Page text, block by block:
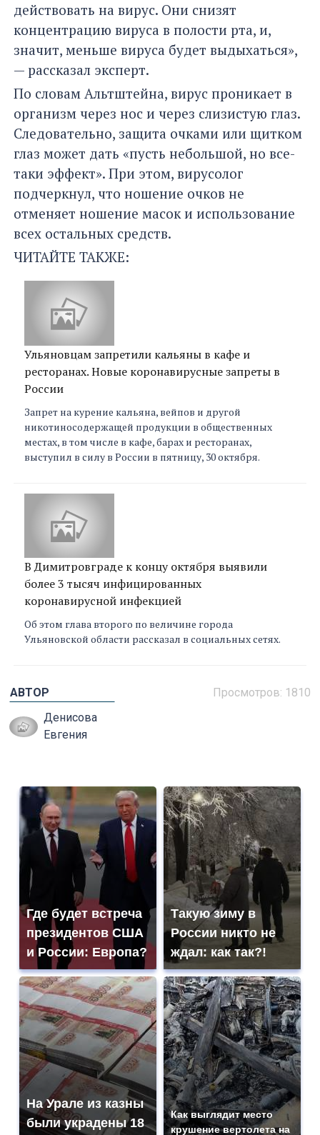
действовать на вирус. Они снизят
концентрацию вируса в полости рта, и,
значит, меньше вируса будет выдыхаться»,
— рассказал эксперт.
По словам Альтштейна, вирус проникает в
организм через нос и через слизистую глаз.
Следовательно, защита очками или щитком
глаз может дать «пусть небольшой, но все-
таки эффект». При этом, вирусолог
подчеркнул, что ношение очков не
отменяет ношение масок и использование
всех остальных средств.
ЧИТАЙТЕ ТАКЖЕ:
Ульяновцам запретили кальяны в кафе и
ресторанах. Новые коронавирусные запреты в
России
Запрет на курение кальяна, вейпов и другой
никотиносодержащей продукции в общественных
местах, в том числе в кафе, барах и ресторанах,
выступил в силу в России в пятницу, 30 октября.
В Димитровграде к концу октября выявили
более 3 тысяч инфицированных
коронавирусной инфекцией
Об этом глава второго по величине города
Ульяновской области рассказал в социальных сетях.
Просмотров: 1810
АВТОР
Денисова
Евгения
Где будет встреча
президентов США
и России: Европа?
Такую зиму в
России никто не
ждал: как так?!
На Урале из казны
были украдены 18
Как выглядит место
крушение вертолета на